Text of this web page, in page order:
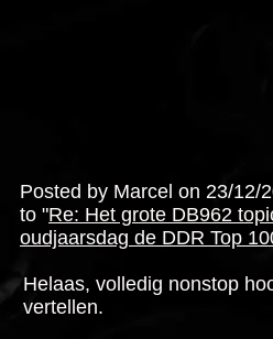
Posted by Marcel on 23/12/
to "Re: Het grote DB962
oudjaarsdag de DDR Top
Helaas, volledig nonstop
vertellen.